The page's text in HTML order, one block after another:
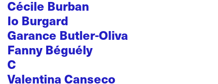
Cécile Burban
Io Burgard
Garance Butler-Oliva
Fanny Béguély
C
Valentina Canseco